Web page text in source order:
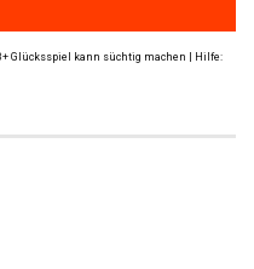
Glücksspiel kann süchtig machen | Hilfe: